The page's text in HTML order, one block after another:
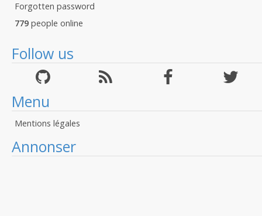
Forgotten password
779 people online
Follow us
Menu
Mentions légales
Annonser